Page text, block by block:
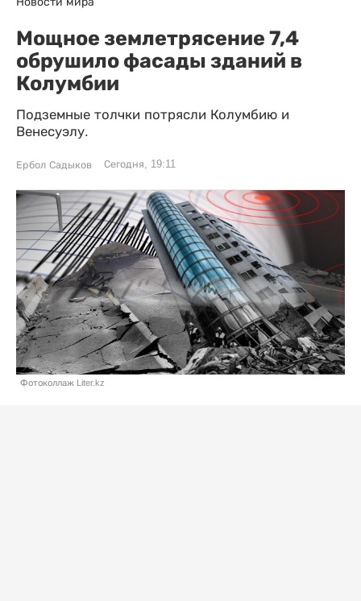
Мощное землетрясение 7,4
обрушило фасады зданий в
Колумбии
Подземные толчки потрясли Колумбию и
Венесуэлу.
Ербол Садыков Сегодня, 19:11
Фотоколлаж Liter.kz